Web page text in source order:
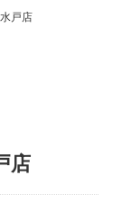
水戸店
店